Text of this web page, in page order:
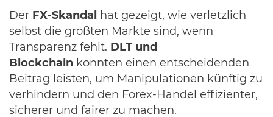
Der FX-Skandal
hat gezeigt, wie verletzlich
selbst die größten Märkte sind, wenn
Transparenz fehlt. DLT und
Blockchain könnten einen entscheidenden
Beitrag leisten, um Manipulationen künftig zu
verhindern und den Forex-Handel effizienter,
sicherer und fairer zu machen.